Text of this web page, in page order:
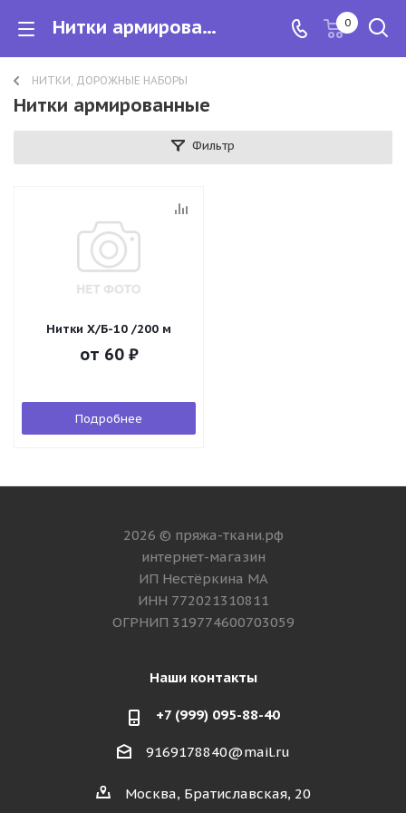
Нитки армированные 0
НИТКИ, ДОРОЖНЫЕ НАБОРЫ
Нитки армированные
Фильтр
Нитки Х/Б-10 /200 м
от 60 ₽
Подробнее
2026 © пряжа-ткани.рф
интернет-магазин
ИП Нестёркина МА
ИНН 772021310811
ОГРНИП 319774600703059
Наши контакты
+7 (999) 095-88-40
9169178840@mail.ru
Москва, Братиславская, 20